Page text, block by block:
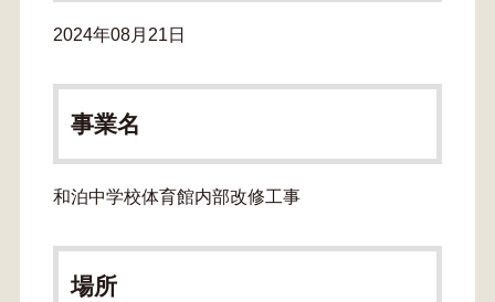
2024年08月21日
事業名
和泊中学校体育館内部改修工事
場所